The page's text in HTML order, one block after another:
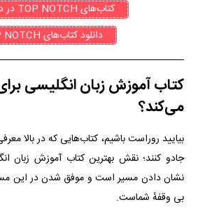
کتاب‌های TOP NOTCH در دیجی‌کالا
دانلود کتاب‌های TOP NOTCH
کتاب آموزش زبان انگلیسی
می‌کند؟
بیایید روراست باشیم، کتاب‌هایی که در بالا
جادو کنند؛ نقش بهترین کتاب آموزش زبان
نشان دادن مسیر است و موفق شدن در این
بی وقفهٔ شماست.